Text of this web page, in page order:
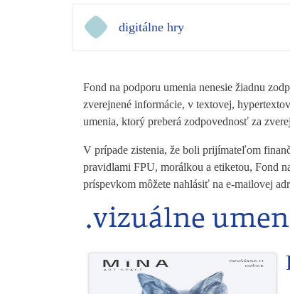
digitálne hry
Fond na podporu umenia nenesie žiadnu
zverejnené informácie, v textovej,
umenia, ktorý preberá zodpovednosť za
V prípade zistenia, že boli prijímateľom
pravidlami FPU, morálkou a etiketou, Fond
príspevkom môžete nahlásiť na e-mailovej
.vizuálne